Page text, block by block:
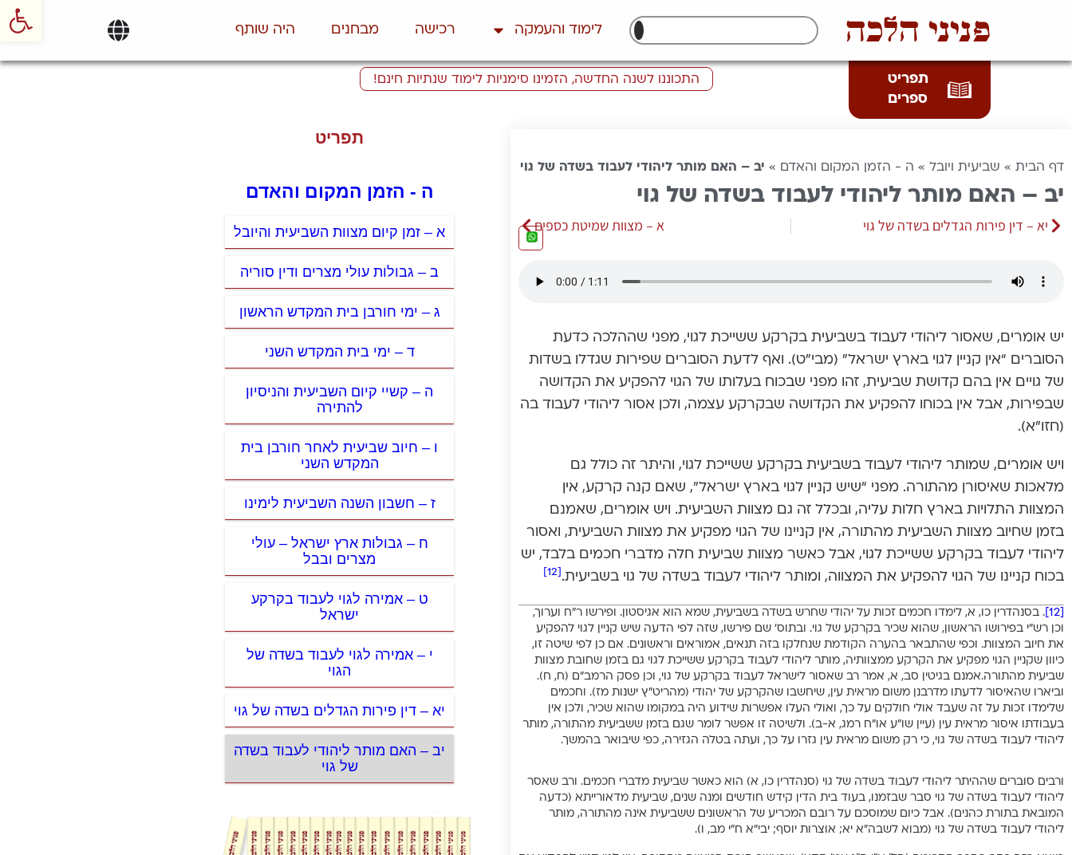
פניני הלכה לימוד והעמקה רכישה מבחנים היה שותף
תפריט
ספרים
התכוננו לשנה החדשה, הזמינו סימניות לימוד שנתיות חינם!
דף הבית » שביעית ויובל » ה - הזמן המקום והאדם » יב – האם מותר ליהודי לעבוד בשדה של גוי
יב – האם מותר ליהודי לעבוד בשדה של גוי
יא – דין פירות הגדלים בשדה של גוי א – מצוות שמיטת כספים
יש אומרים, שאסור ליהודי לעבוד בשביעית בקרקע ששייכת לגוי, מפני שההלכה כדעת
הסוברים “אין קניין לגוי בארץ ישראל” (מבי”ט). ואף לדעת הסוברים שפירות שגדלו בשדות
של גויים אין בהם קדושת שביעית, זהו מפני שבכוח בעלותו של הגוי להפקיע את הקדושה
שבפירות, אבל אין בכוחו להפקיע את הקדושה שבקרקע עצמה, ולכן אסור ליהודי לעבוד בה
(חזו”א).
ויש אומרים, שמותר ליהודי לעבוד בשביעית בקרקע ששייכת לגוי, והיתר זה כולל גם
מלאכות שאיסורן מהתורה. מפני “שיש קניין לגוי בארץ ישראל”, שאם קנה קרקע, אין
המצוות התלויות בארץ חלות עליה, ובכלל זה גם מצוות השביעית. ויש אומרים, שאמנם
בזמן שחיוב מצוות השביעית מהתורה, אין קניינו של הגוי מפקיע את מצוות השביעית, ואסור
ליהודי לעבוד בקרקע ששייכת לגוי, אבל כאשר מצוות שביעית חלה מדברי חכמים בלבד, יש
בכוח קניינו של הגוי להפקיע את המצווה, ומותר ליהודי לעבוד בשדה של גוי בשביעית.
. בסנהדרין כו, א, לימדו חכמים זכות על יהודי שחרש בשדה בשביעית, שמא הוא אגיסטון. ופירשו ר”ח וערוך,
וכן רש”י בפירושו הראשון, שהוא שכיר בקרקע של גוי. ובתוס’ שם פירשו, שזה לפי הדעה שיש קניין לגוי להפקיע
את חיוב המצוות. וכפי שהתבאר בהערה הקודמת שנחלקו בזה תנאים, אמוראים וראשונים. אם כן לפי שיטה זו,
כיוון שקניין הגוי מפקיע את הקרקע ממצוותיה, מותר ליהודי לעבוד בקרקע ששייכת לגוי גם בזמן שחובת מצוות
שביעית מהתורה.אמנם בגיטין סב, א, אמר רב שאסור לישראל לעבוד בקרקע של גוי, וכן פסק הרמב”ם (ח, ח).
וביארו שהאיסור לדעתו מדרבנן משום מראית עין, שיחשבו שהקרקע של יהודי (מהריט”ץ ישנות מז). וחכמים
שלימדו זכות על זה שעבד אולי חולקים על כך, ואולי העלו אפשרות שידוע היה במקומו שהוא שכיר, ולכן אין
בעבודתו איסור מראית עין (עיין שו”ע או”ח רמג, א-ב). ולשיטה זו אפשר לומר שגם בזמן ששביעית מהתורה, מותר
ליהודי לעבוד בשדה של גוי, כי רק משום מראית עין גזרו על כך, ועתה בטלה הגזירה, כפי שיבואר בהמשך.
ורבים סוברים שההיתר ליהודי לעבוד בשדה של גוי (סנהדרין כו, א) הוא כאשר שביעית מדברי חכמים. ורב שאסר
ליהודי לעבוד בשדה של גוי סבר שבזמנו, בעוד בית הדין קידש חודשים ומנה שנים, שביעית מדאורייתא (כדעה
המובאת בתורת כהנים). אבל כיום שמוסכם על רובם המכריע של הראשונים ששביעית אינה מהתורה, מותר
ליהודי לעבוד בשדה של גוי (מבוא לשבה”א יא; אוצרות יוסף; יבי”א ח”י מב, ו).
תפריט
ה - הזמן המקום והאדם
א – זמן קיום מצוות השביעית והיובל
ב – גבולות עולי מצרים ודין סוריה
ג – ימי חורבן בית המקדש הראשון
ד – ימי בית המקדש השני
ה – קשיי קיום השביעית והניסיון
להתירה
ו – חיוב שביעית לאחר חורבן בית
המקדש השני
ז – חשבון השנה השביעית לימינו
ח – גבולות ארץ ישראל – עולי
מצרים ובבל
ט – אמירה לגוי לעבוד בקרקע
ישראל
י – אמירה לגוי לעבוד בשדה של
הגוי
יא – דין פירות הגדלים בשדה של גוי
יב – האם מותר ליהודי לעבוד בשדה
של גוי
פתח